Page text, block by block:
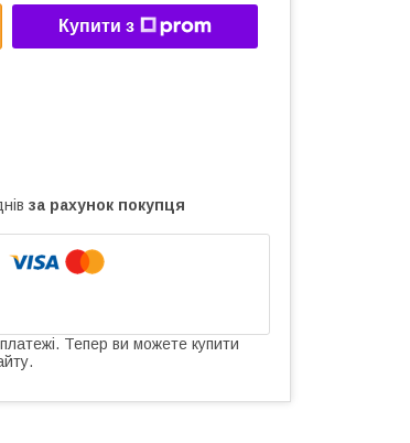
Купити з
за рахунок покупця
Тепер ви можете купити